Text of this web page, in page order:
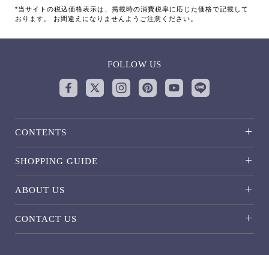
*当サイトの税込価格表示は、掲載時の消費税率に応じた価格で記載して
おります。 お間違えになりませんようご注意ください。
FOLLOW US
CONTENTS
SHOPPING GUIDE
ABOUT US
CONTACT US